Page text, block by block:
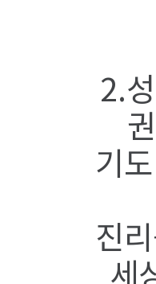
2.
기
진